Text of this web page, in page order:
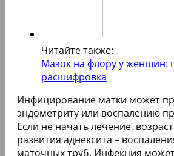
Читайте также:
Мазок на флору у женщин:
расшифровка
Инфицирование матки может
эндометриту или воспалению
Если не начать лечение,
развития аднексита –
маточных труб. Инфекция